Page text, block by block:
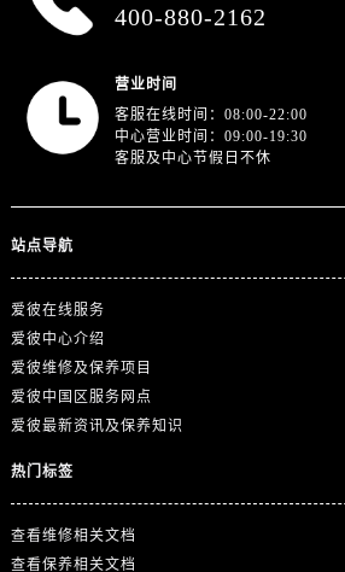
400-880-2162
营业时间
客服在线时间：08:00-22:00
中心营业时间：09:00-19:30
客服及中心节假日不休
站点导航
爱彼在线服务
爱彼中心介绍
爱彼维修及保养项目
爱彼中国区服务网点
爱彼最新资讯及保养知识
热门标签
查看维修相关文档
查看保养相关文档